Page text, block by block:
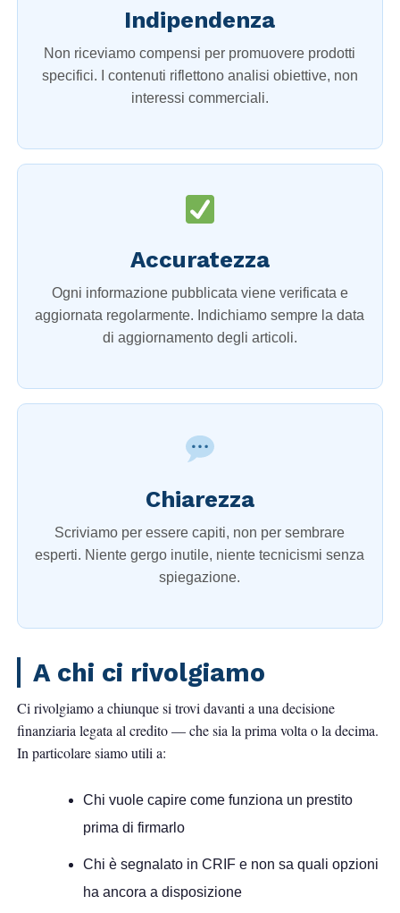
Indipendenza
Non riceviamo compensi per promuovere prodotti
specifici. I contenuti riflettono analisi obiettive, non
interessi commerciali.
Accuratezza
Ogni informazione pubblicata viene verificata e
aggiornata regolarmente. Indichiamo sempre la data
di aggiornamento degli articoli.
Chiarezza
Scriviamo per essere capiti, non per sembrare
esperti. Niente gergo inutile, niente tecnicismi senza
spiegazione.
A chi ci rivolgiamo
Ci rivolgiamo a chiunque si trovi davanti a una decisione
finanziaria legata al credito — che sia la prima volta o la decima.
In particolare siamo utili a:
Chi vuole capire come funziona un prestito
prima di firmarlo
Chi è segnalato in CRIF e non sa quali opzioni
ha ancora a disposizione